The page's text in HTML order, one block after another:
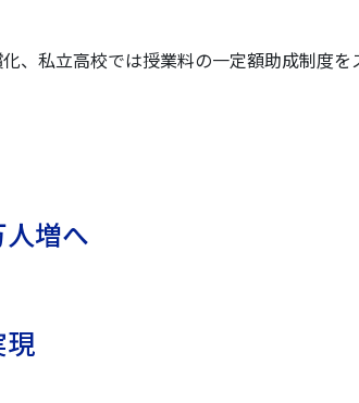
私立高校では授業料の一定額助成制度を
増へ
現